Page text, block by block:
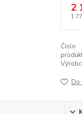
2
1
Číslo
Do